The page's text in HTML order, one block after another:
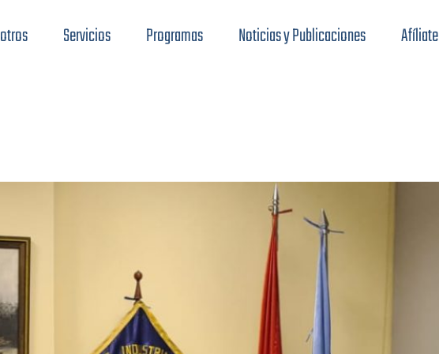
Servicios Programas Noticias y Publicaciones Afíliate